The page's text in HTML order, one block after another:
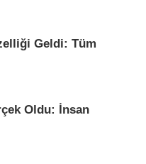
Geldi: Tüm
Oldu: İnsan